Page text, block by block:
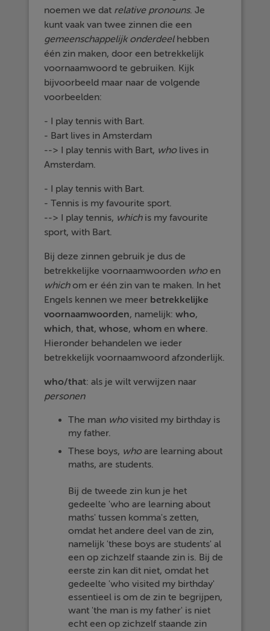
noemen we dat relative pronouns. Je
kunt vaak van twee zinnen die een
gemeenschappelijk onderdeelhebben
één zin maken, door een betrekkelijk
voornaamwoord te gebruiken. Kijk
bijvoorbeeld maar naar de volgende
voorbeelden:
- I play tennis with Bart.
- Bart lives in Amsterdam
--> I play tennis with Bart, wholives in
Amsterdam.
- I play tennis with Bart.
- Tennis is my favourite sport.
--> I play tennis, whichis my favourite
sport, with Bart.
Bij deze zinnen gebruik je dus de
betrekkelijke voornaamwoorden whoen
whichom er één zin van te maken. In het
Engels kennen we meer betrekkelijke
voornaamwoorden, namelijk:who,
which,that,whose,whom enwhere.
Hieronder behandelen we ieder
betrekkelijk voornaamwoord afzonderlijk.
who/that: als je wilt verwijzen naar
personen
The man whovisited my birthday is
my father.
These boys, whoare learning about
maths, are students.
Bij de tweede zin kun je het
gedeelte 'who are learning about
maths' tussen komma's zetten,
omdat het andere deel van de zin,
namelijk 'these boys are students' al
een op zichzelf staande zin is. Bij de
eerste zin kan dit niet, omdat het
gedeelte 'who visited my birthday'
essentieel is om de zin te begrijpen,
want 'the man is my father' is niet
echt een op zichzelf staande zin